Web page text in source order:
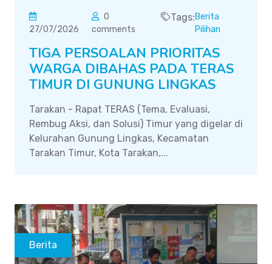
27/07/2026
0
comments
Tags:Berita
Pilihan
TIGA PERSOALAN PRIORITAS
WARGA DIBAHAS PADA TERAS
TIMUR DI GUNUNG LINGKAS
Tarakan - Rapat TERAS (Tema, Evaluasi,
Rembug Aksi, dan Solusi) Timur yang digelar di
Kelurahan Gunung Lingkas, Kecamatan
Tarakan Timur, Kota Tarakan,...
Berita